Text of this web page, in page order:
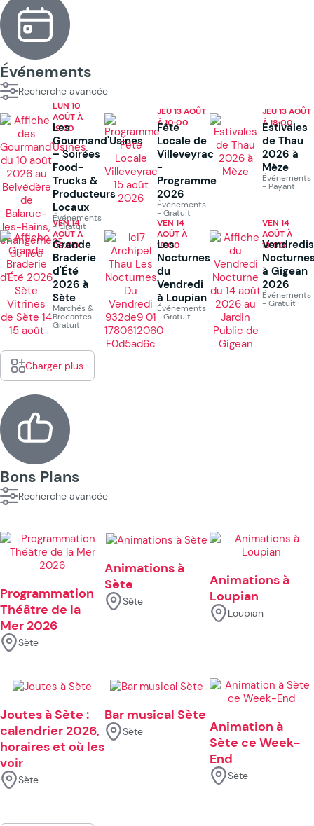
Événements
Recherche avancée
LUN 10
AOÛT À
19:30
Les
Gourmand'Usines
– Soirées
Food-
Trucks &
Producteurs
Locaux
Événements
- Gratuit
JEU 13 AOÛT
À 10:00
Fête
Locale de
Villeveyrac
-
Programme
2026
Événements
- Gratuit
JEU 13 AOÛT
À 18:00
Estivales
de Thau
2026 à
Mèze
Événements
- Payant
VEN 14
AOÛT À
09:00
Grande
Braderie
d'Été
2026 à
Sète
Marchés &
Brocantes -
Gratuit
VEN 14
AOÛT À
18:00
Les
Nocturnes
du
Vendredi
à Loupian
Événements
- Gratuit
VEN 14
AOÛT À
19:00
Vendredis
à Gigean
2026
Événements
- Gratuit
Charger plus
Bons Plans
Recherche avancée
Programmation
Théâtre de la
Mer 2026
Sète
Animations à
Sète
Sète
Animations à
Loupian
Loupian
Joutes à Sète :
calendrier 2026,
horaires et où les
voir
Sète
Bar musical Sète
Sète
Animation à
Sète ce Week-
End
Sète